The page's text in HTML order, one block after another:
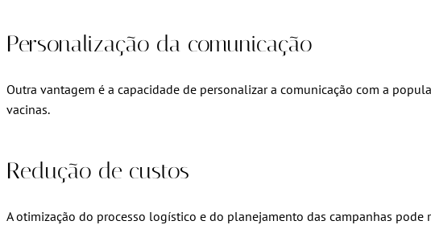
Personalização da comunicação
Outra vantagem é a capacidade de personalizar a comunicação com a
vacinas.
Redução de custos
A otimização do processo logístico e do planejamento das campanhas